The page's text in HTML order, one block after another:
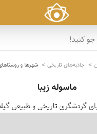
جاذبه‌های تاریخی شهرها و
ماسوله زیبا
گردشگری تاریخی و طبیعی